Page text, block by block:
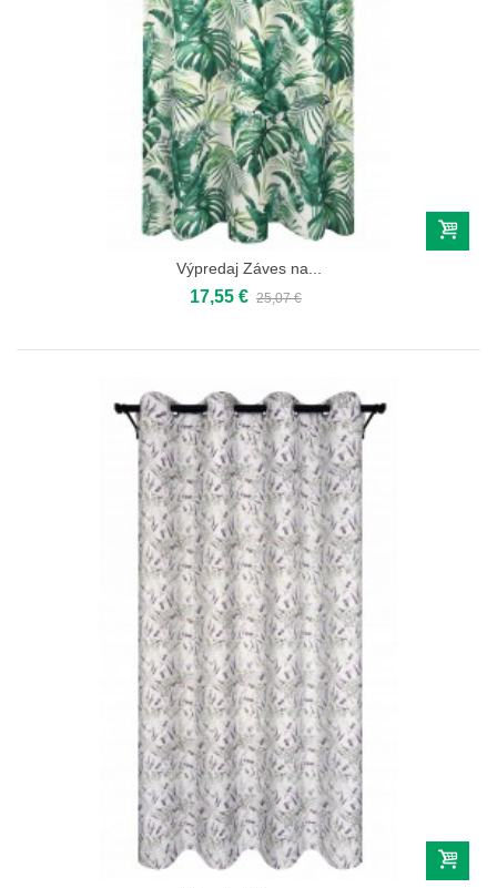
Výpredaj Záves na...
17,55 € 25,07 €